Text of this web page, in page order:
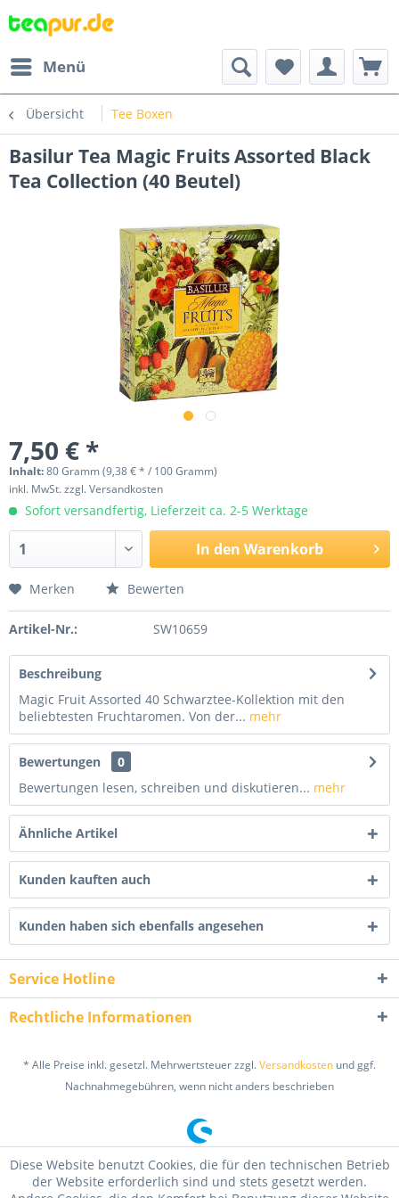
Menü
Übersicht Tee Boxen
Basilur Tea Magic Fruits Assorted Black
Tea Collection (40 Beutel)
7,50 € *
Inhalt:80 Gramm (9,38 € * / 100 Gramm)
inkl. MwSt.zzgl. Versandkosten
Sofort versandfertig, Lieferzeit ca. 2-5 Werktage
In den Warenkorb
Merken Bewerten
Artikel-Nr.: SW10659
Beschreibung
Magic Fruit Assorted 40 Schwarztee-Kollektion mit den
beliebtesten Fruchtaromen. Von der... mehr
Bewertungen
0
Bewertungen lesen, schreiben und diskutieren... mehr
Ähnliche Artikel
Kunden kauften auch
Kunden haben sich ebenfalls angesehen
Service Hotline
Rechtliche Informationen
* Alle Preise inkl. gesetzl. Mehrwertsteuer zzgl.Versandkosten und ggf.
Nachnahmegebühren, wenn nicht anders beschrieben
Diese Website benutzt Cookies, die für den technischen Betrieb
der Website erforderlich sind und stets gesetzt werden.